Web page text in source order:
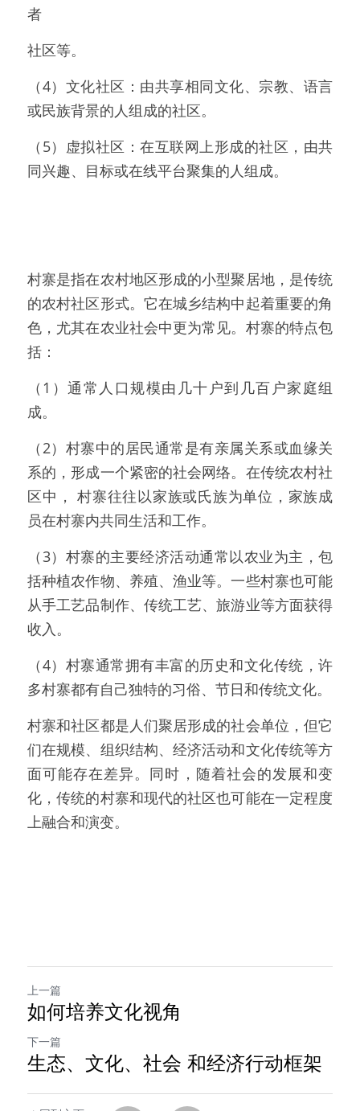
者
社区等。
（4）文化社区：由共享相同文化、宗教、语言
或民族背景的人组成的社区。
（5）虚拟社区：在互联网上形成的社区，由共
同兴趣、目标或在线平台聚集的人组成。
村寨是指在农村地区形成的小型聚居地，是传统
的农村社区形式。它在城乡结构中起着重要的角
色，尤其在农业社会中更为常见。村寨的特点包
括：
（1）通常人口规模由几十户到几百户家庭组
成。
（2）村寨中的居民通常是有亲属关系或血缘关
系的，形成一个紧密的社会网络。在传统农村社
区中， 村寨往往以家族或氏族为单位，家族成
员在村寨内共同生活和工作。
（3）村寨的主要经济活动通常以农业为主，包
括种植农作物、养殖、渔业等。一些村寨也可能
从手工艺品制作、传统工艺、旅游业等方面获得
收入。
（4）村寨通常拥有丰富的历史和文化传统，许
多村寨都有自己独特的习俗、节日和传统文化。
村寨和社区都是人们聚居形成的社会单位，但它
们在规模、组织结构、经济活动和文化传统等方
面可能存在差异。同时，随着社会的发展和变
化，传统的村寨和现代的社区也可能在一定程度
上融合和演变。
上一篇
如何培养文化视角
下一篇
生态、文化、社会 和经济行动框架